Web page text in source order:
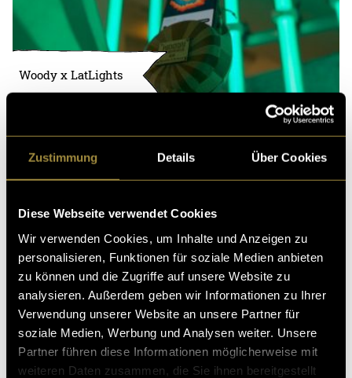
Zustimmung Details Über Cookies
Diese Webseite verwendet Cookies
Wir verwenden Cookies, um Inhalte und Anzeigen zu
personalisieren, Funktionen für soziale Medien anbieten
zu können und die Zugriffe auf unsere Website zu
analysieren. Außerdem geben wir Informationen zu Ihrer
Verwendung unserer Website an unsere Partner für
soziale Medien, Werbung und Analysen weiter. Unsere
Partner führen diese Informationen möglicherweise mit
weiteren Daten zusammen, die Sie ihnen bereitgestellt
Woody x LatLights